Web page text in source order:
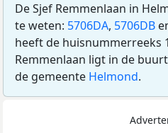
De Sjef Remmenlaan in
te weten: 5706DA, 5706DB
heeft de huisnummerreeks
Remmenlaan ligt in de buurt
de gemeente Helmond.